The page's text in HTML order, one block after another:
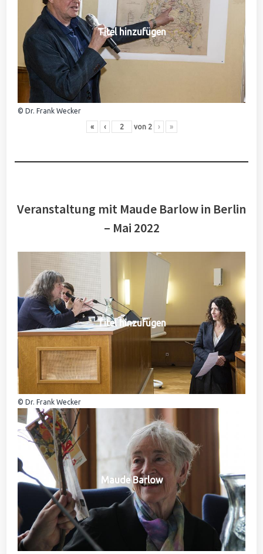
Titel hinzufügen
© Dr. Frank Wecker
« ‹ von 2 › »
Veranstaltung mit Maude Barlow in Berlin
– Mai 2022
Titel hinzufügen
© Dr. Frank Wecker
Maude Barlow